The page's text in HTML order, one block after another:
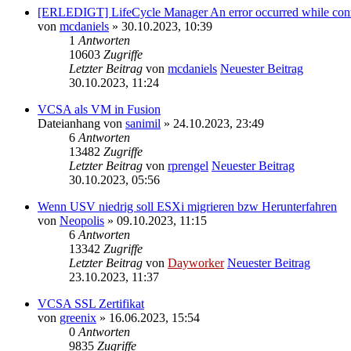
[ERLEDIGT] LifeCycle Manager An error occurred while
von mcdaniels » 30.10.2023, 10:39
1 Antworten
10603 Zugriffe
Letzter Beitrag von mcdaniels Neuester Beitrag
30.10.2023, 11:24
VCSA als VM in Fusion
Dateianhang von sanimil » 24.10.2023, 23:49
6 Antworten
13482 Zugriffe
Letzter Beitrag von rprengel Neuester Beitrag
30.10.2023, 05:56
Wenn USV niedrig soll ESXi migrieren bzw Herunterfahren
von Neopolis » 09.10.2023, 11:15
6 Antworten
13342 Zugriffe
Letzter Beitrag von Dayworker Neuester Beitrag
23.10.2023, 11:37
VCSA SSL Zertifikat
von greenix » 16.06.2023, 15:54
0 Antworten
9835 Zugriffe